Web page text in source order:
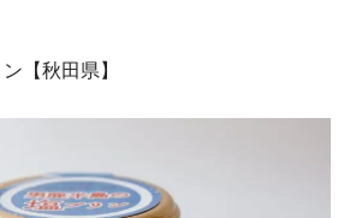
【秋田県】